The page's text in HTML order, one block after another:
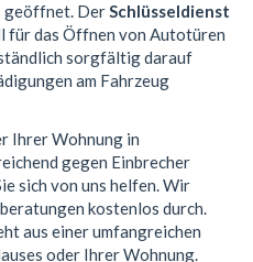
geöffnet. DerSchlüsseldienst
für das Öffnen von Autotüren
sorgfältig darauf
am Fahrzeug
Ihrer Wohnung in
gegen Einbrecher
sich von uns helfen. Wir
kostenlos durch.
aus einer umfangreichen
oder Ihrer Wohnung.